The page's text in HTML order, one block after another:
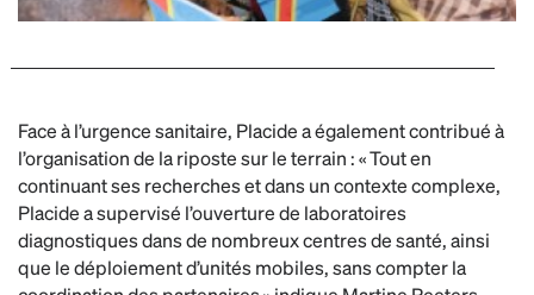
Face à l’urgence sanitaire, Placide a également contribué à
l’organisation de la riposte sur le terrain : « Tout en
continuant ses recherches et dans un contexte complexe,
Placide a supervisé l’ouverture de laboratoires
diagnostiques dans de nombreux centres de santé, ainsi
que le déploiement d’unités mobiles, sans compter la